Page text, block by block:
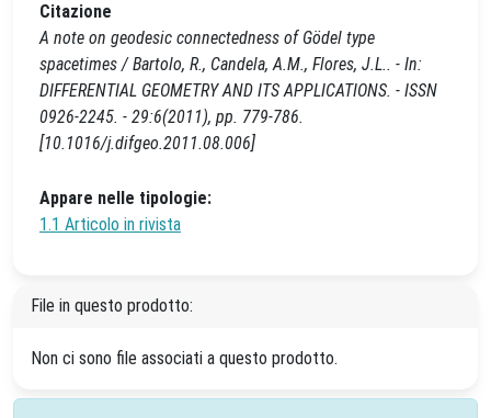
Citazione
A note on geodesic connectedness of Gödel type
spacetimes / Bartolo, R., Candela, A.M., Flores, J.L.. - In:
DIFFERENTIAL GEOMETRY AND ITS APPLICATIONS. - ISSN
0926-2245. - 29:6(2011), pp. 779-786.
[10.1016/j.difgeo.2011.08.006]
Appare nelle tipologie:
1.1 Articolo in rivista
File in questo prodotto:
Non ci sono file associati a questo prodotto.